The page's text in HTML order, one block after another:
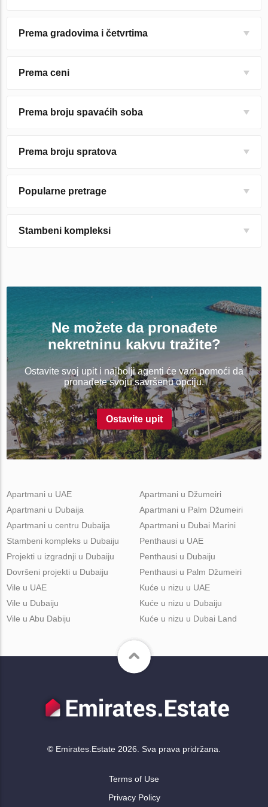
Prema gradovima i četvrtima
Prema ceni
Prema broju spavaćih soba
Prema broju spratova
Popularne pretrage
Stambeni kompleksi
Ne možete da pronađete
nekretninu kakvu tražite?
Ostavite svoj upit i najbolji agenti će vam pomoći da
pronađete svoju savršenu opciju.
Ostavite upit
Apartmani u UAE
Apartmani u Dubaija
Apartmani u centru Dubaija
Apartmani u Džumeiri
Apartmani u Palm Džumeiri
Apartmani u Dubai Marini
Stambeni kompleks u Dubaiju
Projekti u izgradnji u Dubaiju
Dovršeni projekti u Dubaiju
Penthausi u UAE
Penthausi u Dubaiju
Penthausi u Palm Džumeiri
Vile u UAE
Vile u Dubaiju
Vile u Abu Dabiju
Kuće u nizu u UAE
Kuće u nizu u Dubaiju
Kuće u nizu u Dubai Land
© Emirates.Estate 2026. Sva prava pridržana.
Terms of Use
Privacy Policy